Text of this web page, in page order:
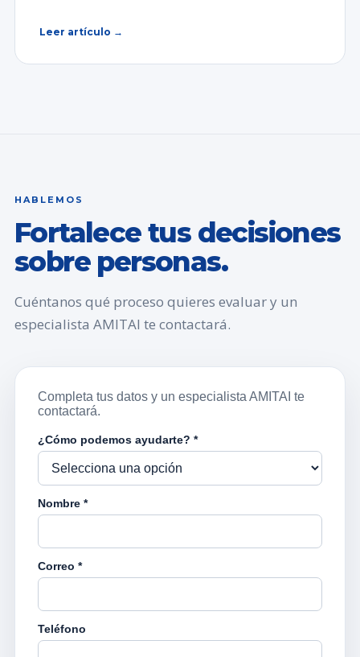
Leer artículo →
HABLEMOS
Fortalece tus decisiones
sobre personas.
Cuéntanos qué proceso quieres evaluar y un
especialista AMITAI te contactará.